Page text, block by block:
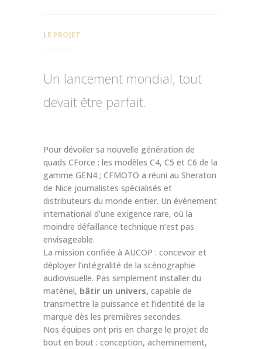
LE PROJET
Un lancement mondial, tout
devait être parfait.
Pour dévoiler sa nouvelle génération de
quads CForce : les modèles C4, C5 et C6 de la
gamme GEN4 ; CFMOTO a réuni au Sheraton
de Nice journalistes spécialisés et
distributeurs du monde entier. Un évènement
international d’une exigence rare, où la
moindre défaillance technique n’est pas
envisageable.
La mission confiée à AUCOP : concevoir et
déployer l’intégralité de la scénographie
audiovisuelle. Pas simplement installer du
matériel, bâtir un univers, capable de
transmettre la puissance et l’identité de la
marque dès les premières secondes.
Nos équipes ont pris en charge le projet de
bout en bout : conception, acheminement,